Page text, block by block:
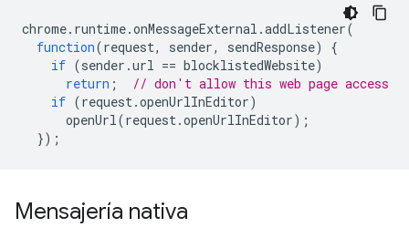
chrome. runtime.onMessageExternal .addListener(
function(request, sender, sendResponse)
{
if (sender .url == blocklistedWebsite)
return ;
// don't allow this web page access
if (request.openUrlInEditor)
openUrl(request.openUrlInEditor);
});
Mensajería nativa